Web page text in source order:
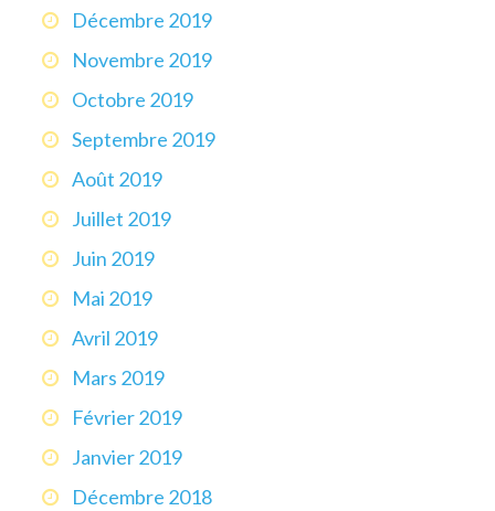
Décembre 2019
Novembre 2019
Octobre 2019
Septembre 2019
Août 2019
Juillet 2019
Juin 2019
Mai 2019
Avril 2019
Mars 2019
Février 2019
Janvier 2019
Décembre 2018